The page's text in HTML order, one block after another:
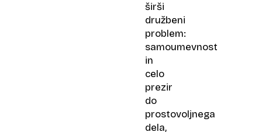
širši
družbeni
problem:
samoumevnost
in
celo
prezir
do
prostovoljnega
dela,